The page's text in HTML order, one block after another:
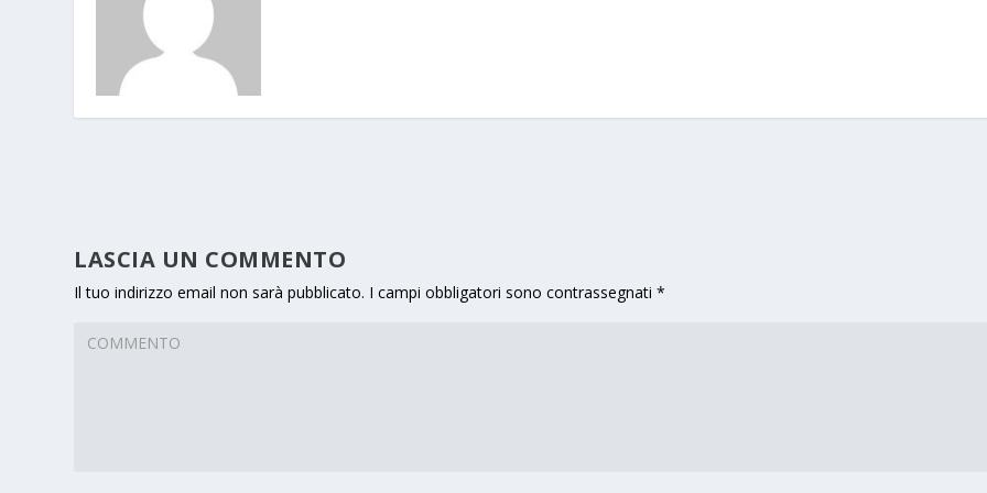
LASCIA UN COMMENTO
Il tuo indirizzo email non sarà pubblicato. I campi obbligatori sono contrassegnati*